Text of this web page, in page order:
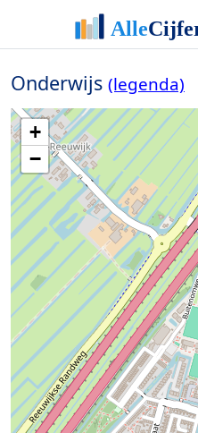
Onderwijs (legenda)
+
−